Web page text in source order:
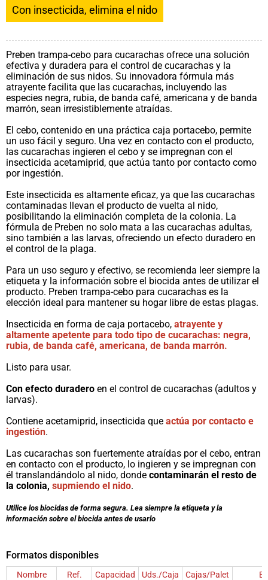
Con insecticida, elimina el nido
Preben trampa-cebo para cucarachas ofrece una solución
efectiva y duradera para el control de cucarachas y la
eliminación de sus nidos. Su innovadora fórmula más
atrayente facilita que las cucarachas, incluyendo las
especies negra, rubia, de banda café, americana y de banda
marrón, sean irresistiblemente atraídas.
El cebo, contenido en una práctica caja portacebo, permite
un uso fácil y seguro. Una vez en contacto con el producto,
las cucarachas ingieren el cebo y se impregnan con el
insecticida acetamiprid, que actúa tanto por contacto como
por ingestión.
Este insecticida es altamente eficaz, ya que las cucarachas
contaminadas llevan el producto de vuelta al nido,
posibilitando la eliminación completa de la colonia. La
fórmula de Preben no solo mata a las cucarachas adultas,
sino también a las larvas, ofreciendo un efecto duradero en
el control de la plaga.
Para un uso seguro y efectivo, se recomienda leer siempre la
etiqueta y la información sobre el biocida antes de utilizar el
producto. Preben trampa-cebo para cucarachas es la
elección ideal para mantener su hogar libre de estas plagas.
Insecticida en forma de caja portacebo, atrayente y
altamente apetente para todo tipo de cucarachas: negra,
rubia, de banda café, americana, de banda marrón.
Listo para usar.
Con efecto duradero en el control de cucarachas (adultos y
larvas).
Contiene acetamiprid, insecticida que actúa por contacto e
ingestión.
Las cucarachas son fuertemente atraídas por el cebo, entran
en contacto con el producto, lo ingieren y se impregnan con
él translandándolo al nido, donde contaminarán el resto de
la colonia, supmiendo el nido.
Utilice los biocidas de forma segura. Lea siempre la etiqueta y la
información sobre el biocida antes de usarlo
Formatos disponibles
Nombre Ref. Capacidad Uds./Caja Cajas/Palet